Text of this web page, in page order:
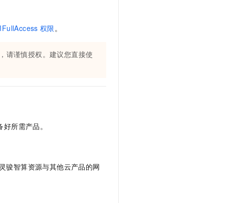
权限。
请谨慎授权。建议您直接使
所需产品。
骏智算资源与其他云产品的网